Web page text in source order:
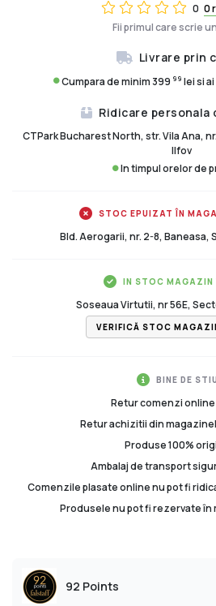
0 0
Fii primul care scrie
Livrare prin
Cumpara de minim 399 99 lei si
Ridicare personala
CTPark Bucharest North, str. Vila Ana,
Ilfov
In timpul orelor de
STOC EPUIZAT ÎN
Bld. Aerogarii, nr. 2-8, Baneasa,
IN STOC MAGAZIN
Soseaua Virtutii, nr 56E,
VERIFICĂ STOC
BINE DE
Retur comenzi
Retur achizitii din
Produse 100%
Ambalaj de transport
Comenzile plasate online nu pot fi
Produsele nu pot fi rezervate în
92 Points